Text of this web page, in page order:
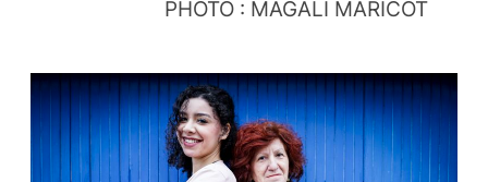
PHOTO : MAGALI MARICOT